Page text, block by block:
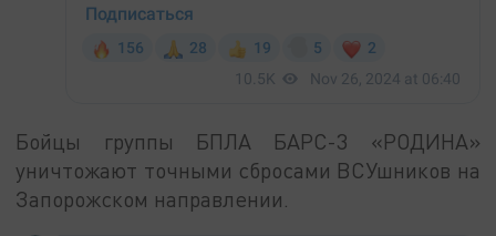
Бойцы группы БПЛА БАРС-3 «РОДИНА»
уничтожают точными сбросами ВСУшников на
Запорожском направлении.